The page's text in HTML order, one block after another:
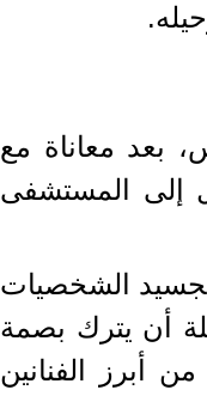
بعد معاناة مع
إلى المستشفى
تجسيد الشخصيات
أن يترك بصمة
أبرز الفنانين